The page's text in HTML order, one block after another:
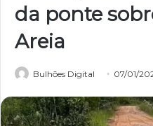
da ponte
Areia
Bulhões Digital 07/01/